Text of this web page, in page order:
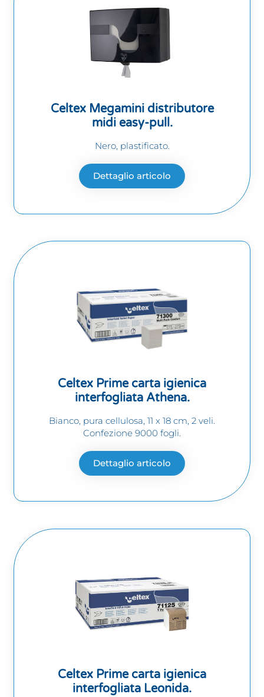
Celtex Megamini distributore
midi easy-pull.
Nero, plastificato.
Dettaglio articolo
Celtex Prime carta igienica
interfogliata Athena.
Bianco, pura cellulosa, 11 x 18 cm, 2 veli.
Confezione 9000 fogli.
Dettaglio articolo
Celtex Prime carta igienica
interfogliata Leonida.